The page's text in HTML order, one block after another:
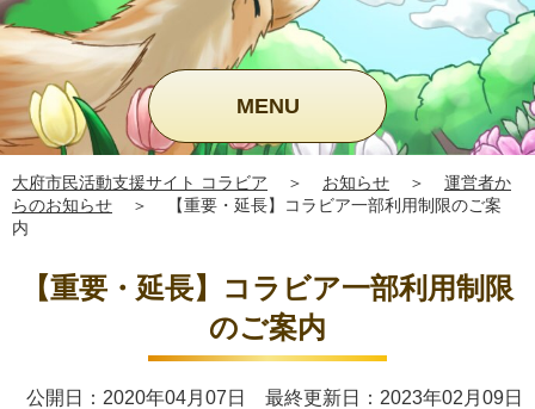
MENU
大府市民活動支援サイト コラビア ＞ お知らせ ＞
運営者か
らのお知らせ
＞
【重要・延長】コラビア一部利用制限のご案
内
【重要・延長】コラビア一部利用制限
のご案内
公開日：2020年04月07日 最終更新日：2023年02月09日